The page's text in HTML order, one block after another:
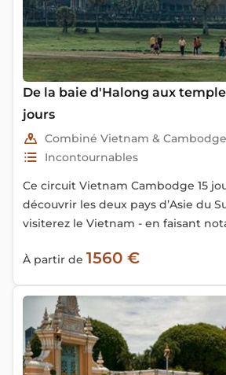
De la baie d'Halong aux
jours
Combiné Vietnam & Cambodge
Incontournables
Ce circuit Vietnam Cambodge 15
découvrir les deux pays d’Asie du
visiterez le Vietnam - en faisant
croisière dans la magnifique baie
vous rendre au Cambodge par la
À partir de 1560 €